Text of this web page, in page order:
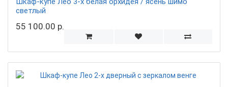
светлый
55 100.00 р.